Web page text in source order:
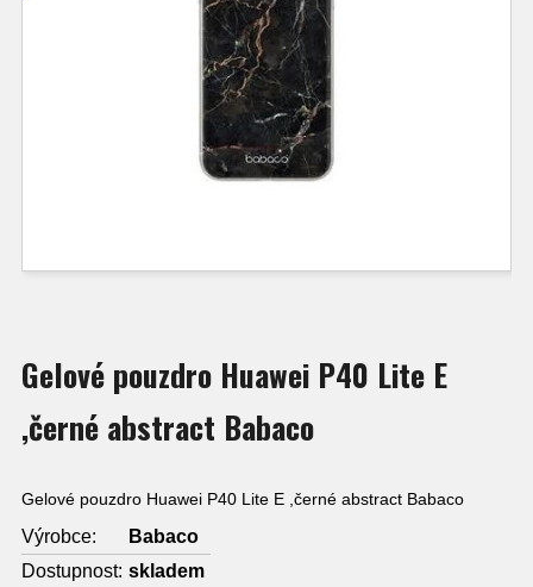
Gelové pouzdro Huawei P40 Lite E
,černé abstract Babaco
Gelové pouzdro Huawei P40 Lite E ,černé abstract Babaco
Výrobce:
Babaco
Dostupnost: skladem